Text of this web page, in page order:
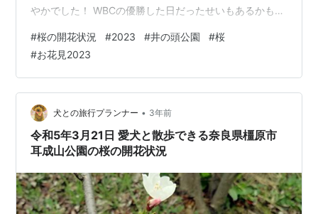
やかでした！ WBCの優勝した日だったせいもあるかもし
が東京の桜の【満開】日だと流れていました よ。そんな
グッドタイミングの桜たちをどうぞ♬ 整然と並ぶアヒル
と桜も、なんだかシュール！ 夕方ですでに雲も広がって
いる時間帯でしたので、いまひとつ空が暗いのが残念で
す。 でも、久しぶりのお花見を満喫する人々の晴れやか
な笑顔が、とても印象…
#桜の開花状況 #2023 #井の頭公園 #桜
#お花見2023
犬との旅行プランナー • 3年前
令和5年3月21日 愛犬と散歩できる奈良県橿原市
耳成山公園の桜の開花状況